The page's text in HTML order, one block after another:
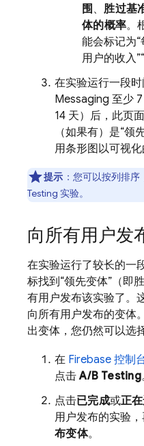
围 、胜过基
体的概率。
能会标记为
用户的收入
在实验运行一段时
Messaging 至少 7
14 天）后，此页
（如果有）是“领
用条形图以可视化
提示 ：您可以按列排
Testing 实验。
向所有用户发
在实验运行了较长的一
标找到“领先变体”（即
有用户发布该实验了。
向所有用户发布的变体
出变体，您仍然可以选
在 Firebase 控制
点击A/B Testing
点击已完成或正
用户发布的实验
布变体。